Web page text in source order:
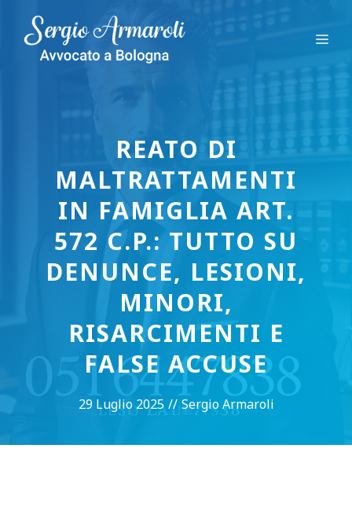
contenuto
REATO DI
MALTRATTAMENTI
IN FAMIGLIA ART.
572 C.P.: TUTTO SU
DENUNCE, LESIONI,
MINORI,
RISARCIMENTI E
FALSE ACCUSE
29 Luglio 2025 // Sergio Armaroli